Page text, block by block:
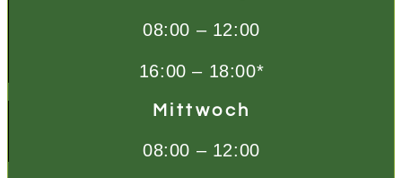
08:00 – 12:00
16:00 – 18:00*
Mittwoch
08:00 – 12:00